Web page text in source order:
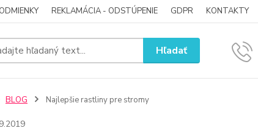
REKLAMÁCIA - ODSTÚPENIE GDPR KONTAKTY
Hľadať
BLOG Najlepšie rastliny pre stromy
.2019